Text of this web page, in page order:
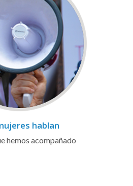
hablan
hemos acompañado